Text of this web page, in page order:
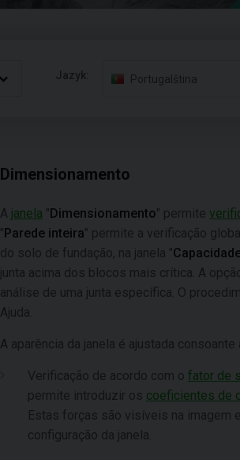
Jazyk: Portugalština
Dimensionamento
A janela "Dimensionamento" permite
"Parede inteira" permite a verificação
do solo de fundação, na janela "
junta acima dos blocos mais crítica. A
análise de uma junta específica. O
Ajuda.
A aparência da janela é ajustada consoante
Verificação de acordo com o fator de
permite introduzir os coeficientes de
Estas forças são visíveis na imagem
configuração da janela.